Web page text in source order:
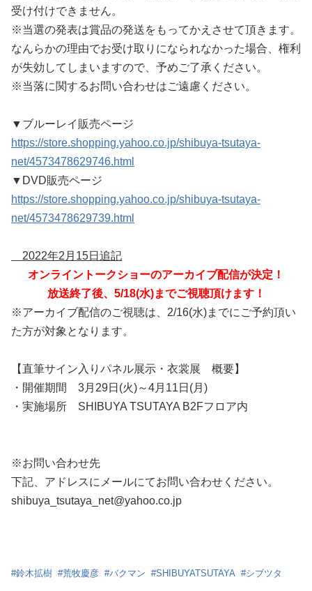
受け付けできません。
※当選の発表は賞品の発送をもってかえさせて頂きます。
なんらかの理由でお受け取りになられなかった場合、権利
が失効してしまいますので、予めご了承ください。
※当落に関するお問い合わせはご遠慮ください。
▼ブルーレイ販売ページ
https://store.shopping.yahoo.co.jp/shibuya-tsutaya-
net/4573478629746.html
▼DVD販売ページ
https://store.shopping.yahoo.co.jp/shibuya-tsutaya-
net/4573478629739.html
2022年2月15日追記
オンライントークショーのアーカイブ配信が決定！
放送終了後、5/18(水)までご視聴頂けます！
※アーカイブ配信のご視聴は、2/16(水)までにご予約頂い
た方が対象となります。
【直筆サイン入りパネル展示・衣裳展 概要】
・開催期間 3月29日(火)～4月11日(月)
・実施場所 SHIBUYA TSUTAYA B2Fフロア内
※お問い合わせ先
下記、アドレスにメールにてお問い合わせください。
shibuya_tsutaya_net@yahoo.co.jp
#鈴木拡樹 #荒牧慶彦 #バクマン #SHIBUYATSUTAYA #シブツタ